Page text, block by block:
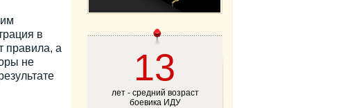
в
правила, а
не
13
лет - средний возраст
боевика ИДУ